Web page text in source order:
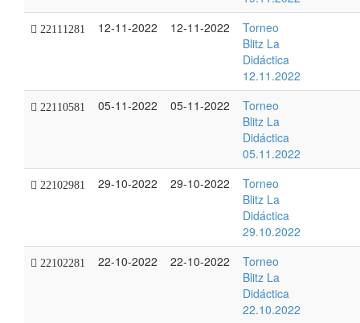
22111281 12-11-2022 12-11-2022
Torneo
Blitz La
Didáctica
12.11.2022
22110581 05-11-2022 05-11-2022
Torneo
Blitz La
Didáctica
05.11.2022
22102981 29-10-2022 29-10-2022
Torneo
Blitz La
Didáctica
29.10.2022
22102281 22-10-2022 22-10-2022
Torneo
Blitz La
Didáctica
22.10.2022